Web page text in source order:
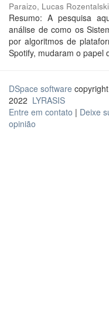
Paraizo, Lucas
Resumo: A pesquisa
análise de como os
por algoritmos de
Spotify, mudaram o papel
DSpace software
2022 LYRASIS
Entre em contato | Deixe
opinião